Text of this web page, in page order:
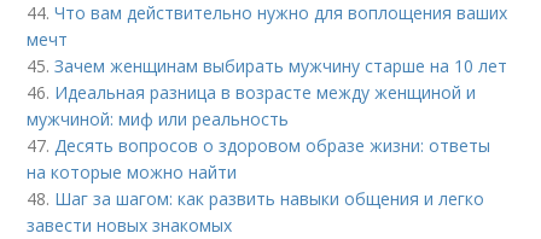
44.Что вам действительно нужно для воплощения ваших
мечт
45.Зачем женщинам выбирать мужчину старше на 10 лет
46. Идеальная разница в возрасте между женщиной и
мужчиной: миф или реальность
47.Десять вопросов о здоровом образе жизни: ответы
на которые можно найти
48. Шаг за шагом: как развить навыки общения и легко
завести новых знакомых